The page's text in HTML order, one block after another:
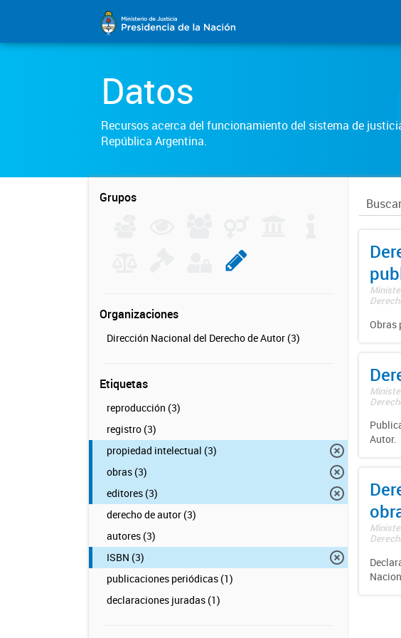
Datos
Recursos acerca del funcionamiento del sistema de
República Argentina.
Grupos
Organizaciones
Dirección Nacional del Derecho de Autor (3)
Etiquetas
reproducción (3)
registro (3)
propiedad intelectual (3)
obras (3)
editores (3)
derecho de autor (3)
autores (3)
ISBN (3)
publicaciones periódicas (1)
declaraciones juradas (1)
Obras
Autor.